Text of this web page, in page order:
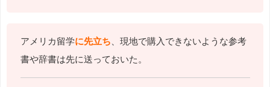
アメリカ留学に先立ち 、現地で購入できないような参考
書や辞書は先に送っておいた。